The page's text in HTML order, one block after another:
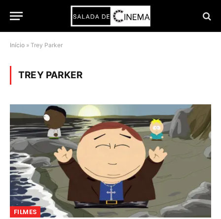
Início » Trey Parker
TREY PARKER
FILMES